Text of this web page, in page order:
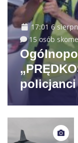
17:01 6
15 osób
policjanci